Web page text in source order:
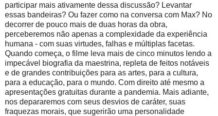
participar mais ativamente dessa discussão? Levantar
essas bandeiras? Ou fazer como na conversa com Max? No
decorrer de pouco mais de duas horas da obra,
perceberemos não apenas a complexidade da experiência
humana - com suas virtudes, falhas e múltiplas facetas.
Quando começa, o filme leva mais de cinco minutos lendo a
impecável biografia da maestrina, repleta de feitos notáveis
e de grandes contribuições para as artes, para a cultura,
para a educação, para o mundo. Com direito até mesmo a
apresentações gratuitas durante a pandemia. Mais adiante,
nos depararemos com seus desvios de caráter, suas
fraquezas morais, que sugerirão uma personalidade